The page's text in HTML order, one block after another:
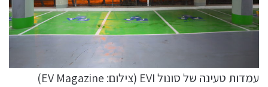
עמדות טעינה של סונול EVI (צילום: EV Magazine)